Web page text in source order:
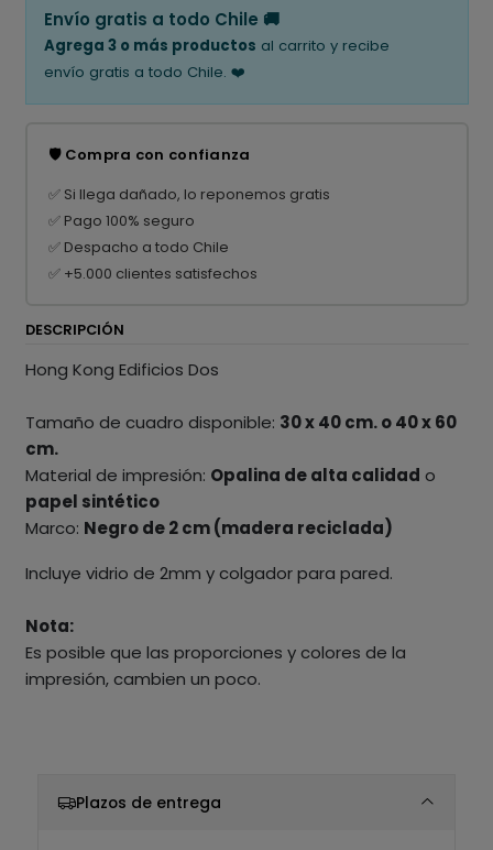
Envío gratis a todo Chile 🚚
Agrega 3 o más productos al carrito y recibe
envío gratis a todo Chile. ❤️
🛡️ Compra con confianza
✅ Si llega dañado, lo reponemos gratis
✅ Pago 100% seguro
✅ Despacho a todo Chile
✅ +5.000 clientes satisfechos
DESCRIPCIÓN
Hong Kong Edificios Dos
Tamaño de cuadro disponible: 30 x 40 cm. o 40 x 60
cm.
Material de impresión: Opalina de alta calidad o
papel sintético
Marco: Negro de 2 cm (madera reciclada)
Incluye vidrio de 2mm y colgador para pared.
Nota:
Es posible que las proporciones y colores de la
impresión, cambien un poco.
Plazos de entrega